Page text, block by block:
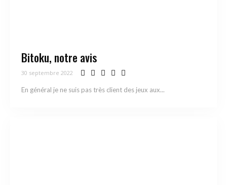
Bitoku, notre avis
30 septembre 2022
En général je ne suis pas très client des jeux aux...